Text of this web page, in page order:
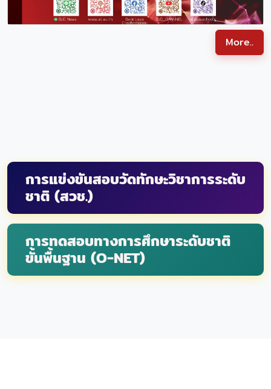
SLC MAGAZINE ปีที่ 77 ฉบับที่ 12 ปีการศึกษา 2568
More..
การแข่งขันสอบวัดทักษะวิชาการระดับ
ชาติ (สวช.)
การทดสอบทางการศึกษาระดับชาติ
ขั้นพื้นฐาน (O-NET)